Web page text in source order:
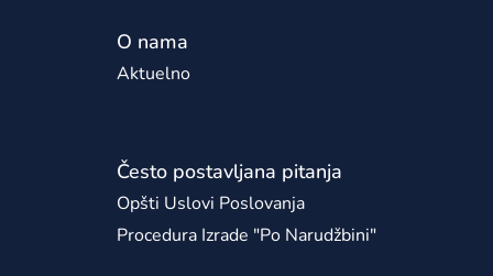
O nama
Aktuelno
Često postavljana pitanja
Opšti Uslovi Poslovanja
Procedura Izrade "po Narudžbini"